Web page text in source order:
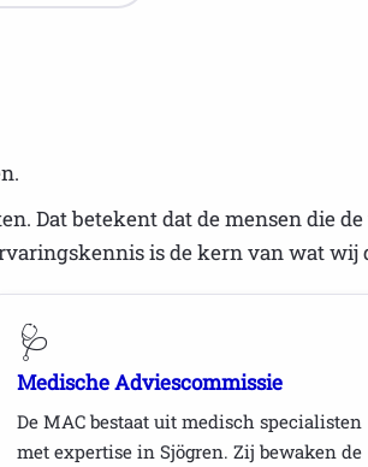
Dat betekent dat de mensen die
is de kern van wat wij
🩺
Medische Adviescommissie
De MAC bestaat uit medisch specialisten
met expertise in Sjögren. Zij bewaken de